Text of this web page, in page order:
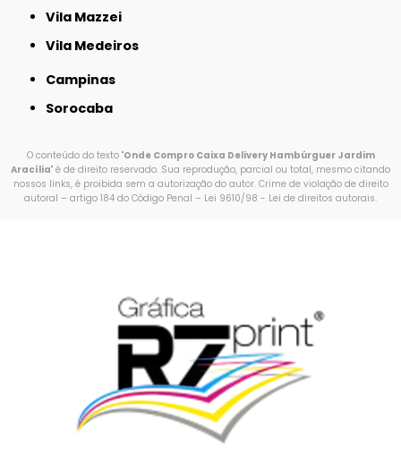
Vila Mazzei
Vila Medeiros
Campinas
Sorocaba
O conteúdo do texto "Onde Compro Caixa Delivery Hambúrguer Jardim
Aracília" é de direito reservado. Sua reprodução, parcial ou total, mesmo citando
nossos links, é proibida sem a autorização do autor. Crime de violação de direito
autoral – artigo 184 do Código Penal – Lei 9610/98 - Lei de direitos autorais.